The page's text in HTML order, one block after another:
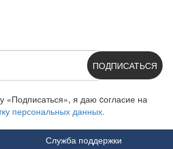
ПОДПИСАТЬСЯ
«Подписаться», я даю cогласие на
персональных данных.
Служба поддержки